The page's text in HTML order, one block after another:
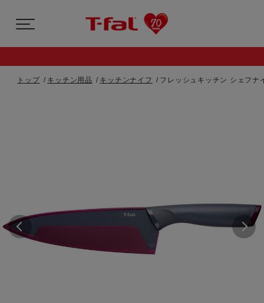
トップ キッチン用品 キッチンナイフ フレッシュキッチン シェフナ